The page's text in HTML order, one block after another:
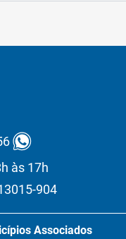
às 17h
904
Associados